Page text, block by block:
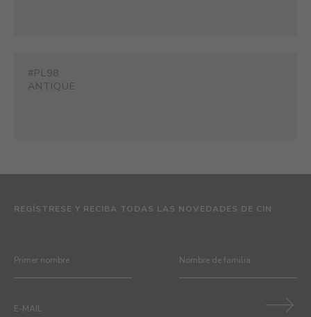
#PL98
ANTIQUE
REGÍSTRESE Y RECIBA TODAS LAS NOVEDADES DE CIN